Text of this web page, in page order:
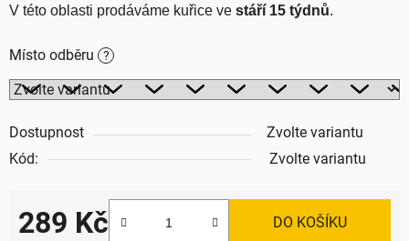
V této oblasti prodáváme kuřice ve stáří 15 týdnů.
Místo odběru ?
Dostupnost
Zvolte variantu
Kód:
Zvolte variantu
289 Kč DO KOŠÍKU